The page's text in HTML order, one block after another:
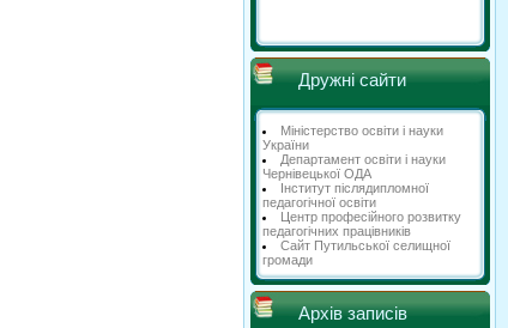
Дружні сайти
Міністерство освіти і науки
України
Департамент освіти і науки
Чернівецької ОДА
Інститут післядипломної
педагогічної освіти
Центр професійного розвитку
педагогічних працівників
Сайт Путильської селищної
громади
Архів записів